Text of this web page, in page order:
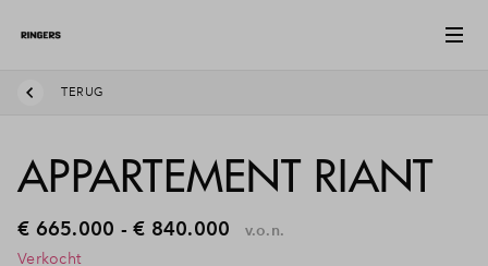
TERUG
APPARTEMENT RIANT
€ 665.000 - € 840.000
v.o.n.
Verkocht